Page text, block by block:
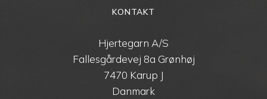
KONTAKT
Hjertegarn A/S
Fallesgårdevej 8a Grønhøj
7470 Karup J
Danmark